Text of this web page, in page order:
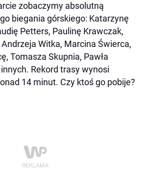
zobaczymy absolutną
biegania górskiego: Katarzynę
Petters, Paulinę Krawczak,
Witka, Marcina Świerca,
Tomasza Skupnia, Pawła
Rekord trasy wynosi
14 minut. Czy ktoś go pobije?